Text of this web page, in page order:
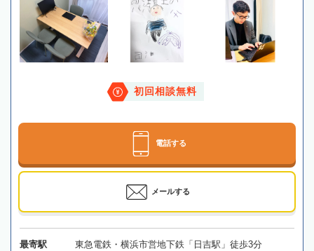
初回相談無料
電話する
メールする
最寄駅 東急電鉄・横浜市営地下鉄「日吉駅」徒歩3分